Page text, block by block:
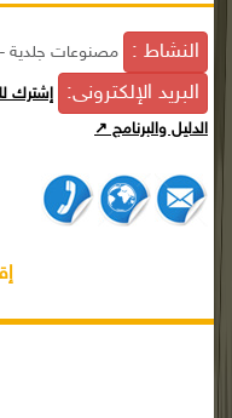
النشاط : مصنوعات جلدية -
البريد الإلكترونى: إشترك
الدليل والبرنامج ↗